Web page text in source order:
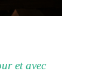
et avec